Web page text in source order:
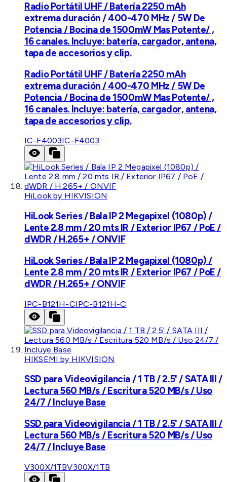
Radio Portátil UHF / Batería 2250 mAh
extrema duración / 400-470 MHz / 5W De
Potencia / Bocina de 1500mW Mas Potente/ ,
16 canales. Incluye: batería, cargador, antena,
tapa de accesorios y clip.
Radio Portátil UHF / Batería 2250 mAh
extrema duración / 400-470 MHz / 5W De
Potencia / Bocina de 1500mW Mas Potente/ ,
16 canales. Incluye: batería, cargador, antena,
tapa de accesorios y clip.
IC-F4003IC-F4003
HiLook by HIKVISION
HiLook Series / Bala IP 2 Megapixel (1080p) /
Lente 2.8 mm / 20 mts IR / Exterior IP67 / PoE /
dWDR / H.265+ / ONVIF
HiLook Series / Bala IP 2 Megapixel (1080p) /
Lente 2.8 mm / 20 mts IR / Exterior IP67 / PoE /
dWDR / H.265+ / ONVIF
IPC-B121H-CIPC-B121H-C
HIKSEMI by HIKVISION
SSD para Videovigilancia / 1 TB / 2.5' / SATA III /
Lectura 560 MB/s / Escritura 520 MB/s / Uso
24/7 / Incluye Base
SSD para Videovigilancia / 1 TB / 2.5' / SATA III /
Lectura 560 MB/s / Escritura 520 MB/s / Uso
24/7 / Incluye Base
V300X/1TBV300X/1TB